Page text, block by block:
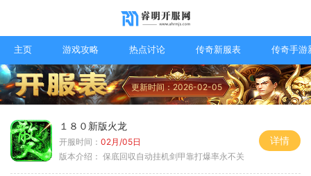
主页 游戏攻略 热点讨论 传奇新服表 传奇手游
更新时间：2026-02-05
１８０新版火龙
开服时间： 02月/05日
版本介绍： 保底回収自动挂机剑甲靠打爆率永不关
详情